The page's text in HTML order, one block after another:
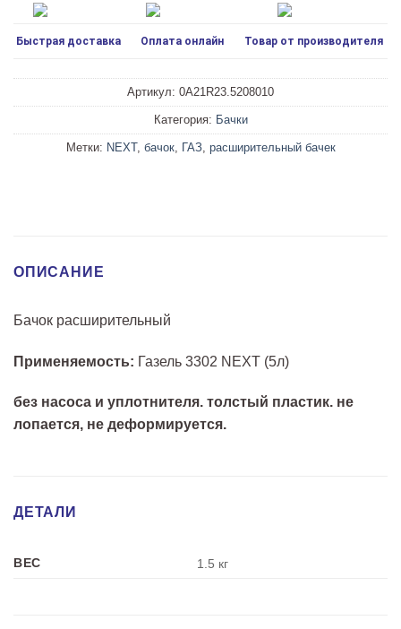
Быстрая доставка Оплата онлайн Товар от производителя
Артикул: 0А21R23.5208010
Категория: Бачки
Метки: NEXT, бачок, ГАЗ, расширительный бачек
ОПИСАНИЕ
Бачок расширительный
Применяемость: Газель 3302 NEXT (5л)
без насоса и уплотнителя. толстый пластик. не
лопается, не деформируется.
ДЕТАЛИ
ВЕС 1.5 кг